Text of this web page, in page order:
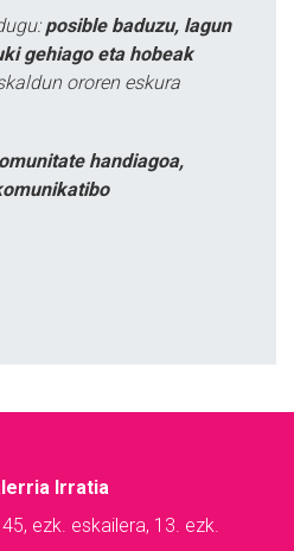
posible baduzu, lagun
gehiago eta hobeak
ororen eskura
handiagoa,
Irratia
ezk. eskailera, 13. ezk.